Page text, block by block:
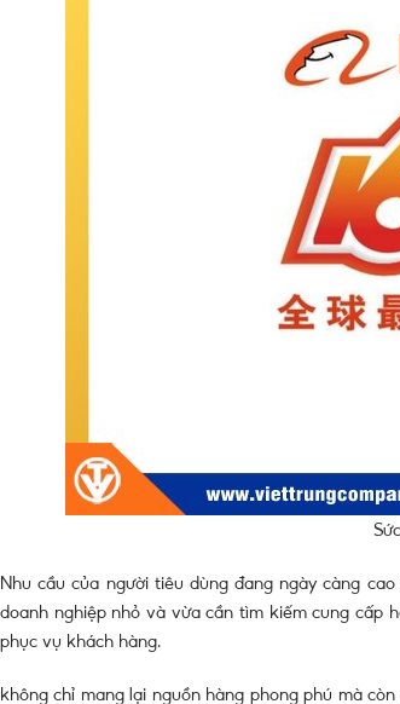
Nhu cầu của người tiêu dùng đang ngày càng
doanh nghiệp nhỏ và vừa cần tìm kiếm cung cấp
phục vụ khách hàng.
không chỉ mang lại nguồn hàng phong phú mà